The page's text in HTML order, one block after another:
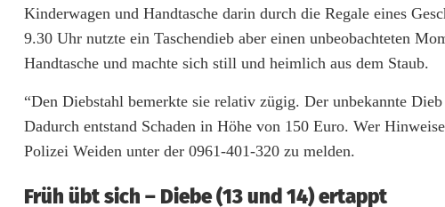
e
n
i
e
b
Kinderwagen und Handtasche darin durch die Regale eines
9.30 Uhr nutzte ein Taschendieb aber einen unbeobachteten
Handtasche und machte sich still und heimlich aus dem Staub.
“Den Diebstahl bemerkte sie relativ zügig. Der unbekannte
Dadurch entstand Schaden in Höhe von 150 Euro. Wer
Polizei Weiden unter der 0961-401-320 zu melden.
Früh übt sich – Diebe (13 und 14) ertappt